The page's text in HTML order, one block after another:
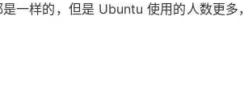
一样的，但是 Ubuntu 使用的人数更多，